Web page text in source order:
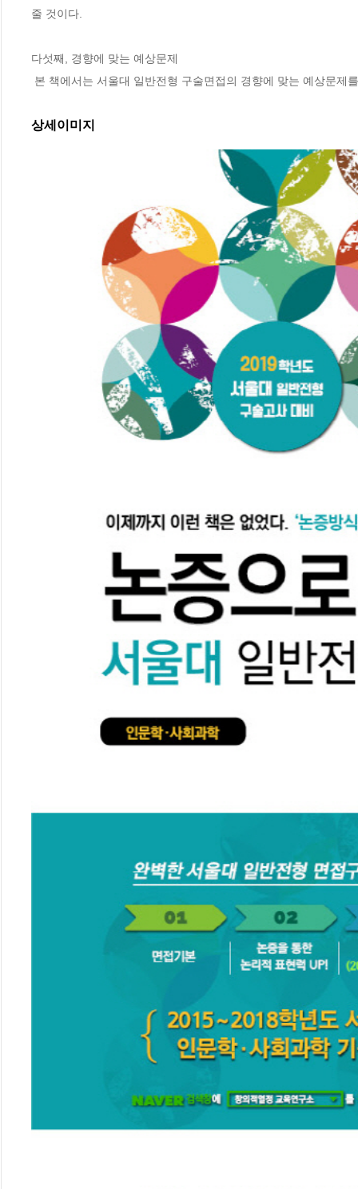
줄 것이다.
다섯째, 경향에 맞는 예상문제
본 책에서는 서울대 일반전형 구술면접의 경향에 맞는 예상문제
상세이미지